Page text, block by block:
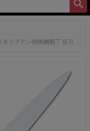
郎 切れ味と実用性を両立 【頑張って送料無料！】